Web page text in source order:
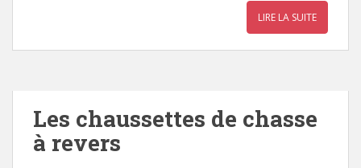
LIRE LA SUITE
Les chaussettes de chasse
à revers